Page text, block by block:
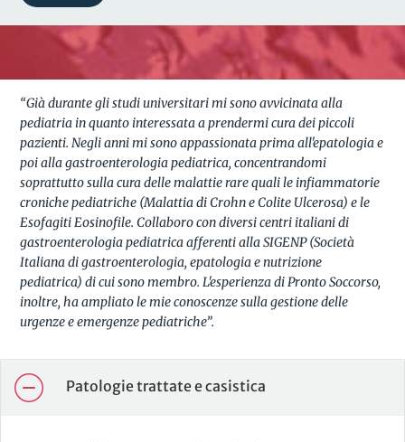
“Già durante gli studi universitari mi sono avvicinata alla
pediatria in quanto interessata a prendermi cura dei piccoli
pazienti. Negli anni mi sono appassionata prima all'epatologia e
poi alla gastroenterologia pediatrica, concentrandomi
soprattutto sulla cura delle malattie rare quali le infiammatorie
croniche pediatriche (Malattia di Crohn e Colite Ulcerosa) e le
Esofagiti Eosinofile. Collaboro con diversi centri italiani di
gastroenterologia pediatrica afferenti alla SIGENP (Società
Italiana di gastroenterologia, epatologia e nutrizione
pediatrica) di cui sono membro. L'esperienza di Pronto Soccorso,
inoltre, ha ampliato le mie conoscenze sulla gestione delle
urgenze e emergenze pediatriche”.
Patologie trattate e casistica